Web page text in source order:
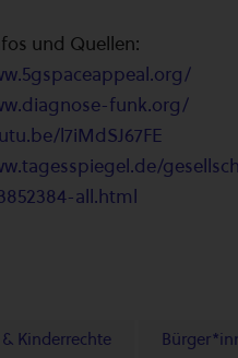
und Quellen:
funk.org/
l7iMdSJ67FE
all.html
Kinderrechte